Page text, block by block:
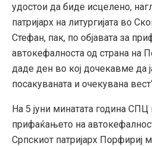
удостои да биде исцелено,
патријарх на литургијата во
Стефан, пак, по објавата за
автокефалноста од страна на
даде ден во кој дочекавме да
посакуваната и очекувана
На 5 јуни минатата година
прифаќањето на
Српскиот патријарх Порфириј